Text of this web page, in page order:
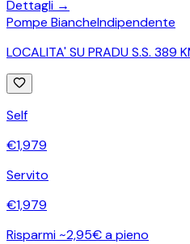
Dettagli →
Pompe BiancheIndipendente
LOCALITA' SU PRADU S.S. 389
Self
€1,979
Servito
€1,979
Risparmi ~2,95€ a pieno